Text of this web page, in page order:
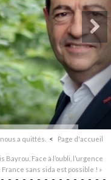
a quittés. Page d'accueil
Bayrou. Face à l’oubli, l’urgence
France sans sida est possible ! »